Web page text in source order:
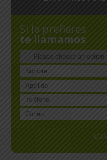
Si lo prefieres
te llamamos